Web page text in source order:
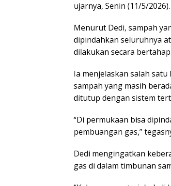
ujarnya, Senin (11/5/2026).
Menurut Dedi, sampah
dipindahkan seluruhnya
dilakukan secara
Ia menjelaskan salah
sampah yang masih
ditutup dengan sistem
“Di permukaan bisa
pembuangan gas,”
Dedi mengingatkan
gas di dalam timbunan